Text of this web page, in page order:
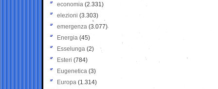
economia (2.331)
elezioni (3.303)
emergenza (3.077)
Energia (45)
Esselunga (2)
Esteri (784)
Eugenetica (3)
Europa (1.314)